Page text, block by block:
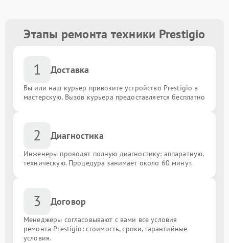
Этапы ремонта техники Prestigio
1 Доставка
Вы или наш курьер привозите устройство Prestigio в
мастерскую. Вызов курьера предоставляется бесплатно
2 Диагностика
Инженеры проводят полную диагностику: аппаратную,
техническую. Процедура занимает около 60 минут.
3 Договор
Менеджеры согласовывают с вами все условия
ремонта Prestigio: стоимость, сроки, гарантийные
условия.